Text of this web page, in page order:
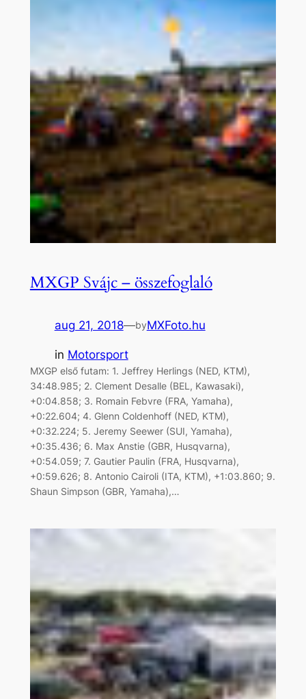
MXGP Svájc – összefoglaló
aug 21, 2018—byMXFoto.hu
in Motorsport
MXGP első futam: 1. Jeffrey Herlings (NED, KTM),
34:48.985; 2. Clement Desalle (BEL, Kawasaki),
+0:04.858; 3. Romain Febvre (FRA, Yamaha),
+0:22.604; 4. Glenn Coldenhoff (NED, KTM),
+0:32.224; 5. Jeremy Seewer (SUI, Yamaha),
+0:35.436; 6. Max Anstie (GBR, Husqvarna),
+0:54.059; 7. Gautier Paulin (FRA, Husqvarna),
+0:59.626; 8. Antonio Cairoli (ITA, KTM), +1:03.860; 9.
Shaun Simpson (GBR, Yamaha),…